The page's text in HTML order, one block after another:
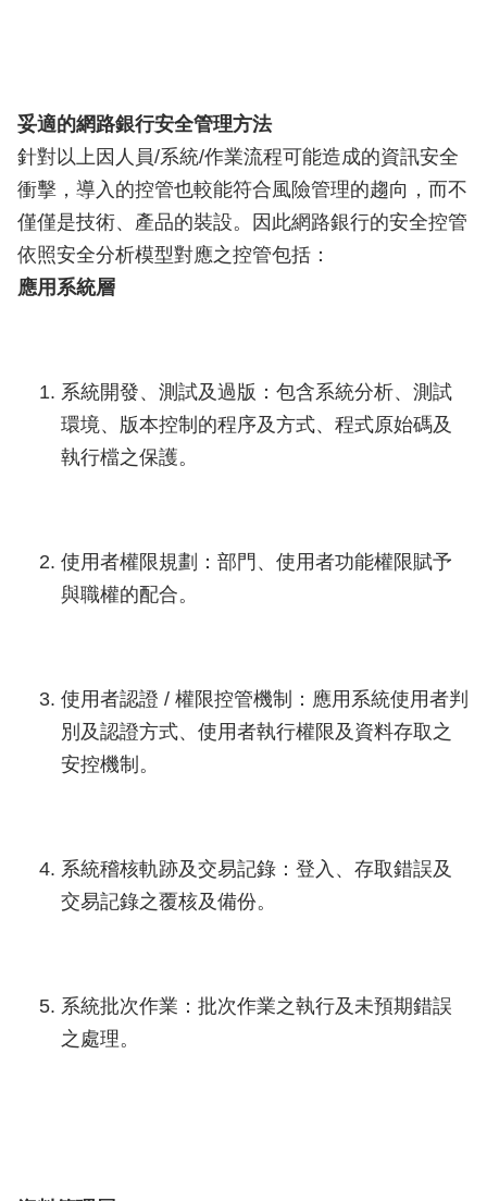
妥適的網路銀行安全管理方法
針對以上因人員/系統/作業流程可能造成的資訊安全
衝擊，導入的控管也較能符合風險管理的趨向，而不
僅僅是技術、產品的裝設。因此網路銀行的安全控管
依照安全分析模型對應之控管包括：
應用系統層
系統開發、測試及過版：包含系統分析、測試
環境、版本控制的程序及方式、程式原始碼及
執行檔之保護。
使用者權限規劃：部門、使用者功能權限賦予
與職權的配合。
使用者認證 / 權限控管機制：應用系統使用者判
別及認證方式、使用者執行權限及資料存取之
安控機制。
系統稽核軌跡及交易記錄：登入、存取錯誤及
交易記錄之覆核及備份。
系統批次作業：批次作業之執行及未預期錯誤
之處理。